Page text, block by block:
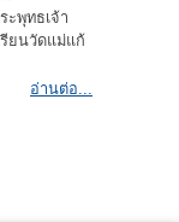
พุทธเจ้า
ยนวัดแม่แก้
อ่านต่อ...